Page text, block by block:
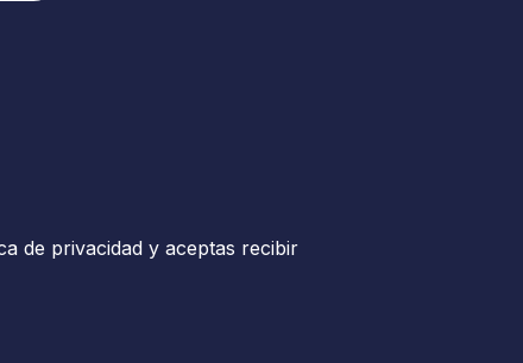
de privacidad y aceptas recibir